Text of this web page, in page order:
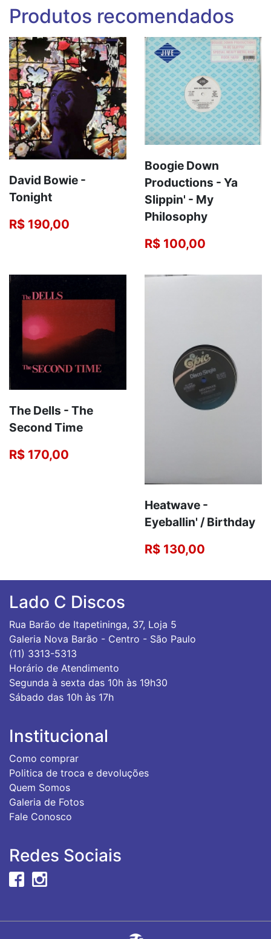
Produtos recomendados
David Bowie ‎-
Tonight
R$ 190,00
Boogie Down
Productions - Ya
Slippin' - My
Philosophy
R$ 100,00
The Dells - The
Second Time
R$ 170,00
Heatwave -
Eyeballin' / Birthday
R$ 130,00
Lado C Discos
Rua Barão de Itapetininga, 37, Loja 5
Galeria Nova Barão - Centro - São Paulo
(11) 3313-5313
Horário de Atendimento
Segunda à sexta das 10h às 19h30
Sábado das 10h às 17h
Institucional
Como comprar
Politica de troca e devoluções
Quem Somos
Galeria de Fotos
Fale Conosco
Redes Sociais